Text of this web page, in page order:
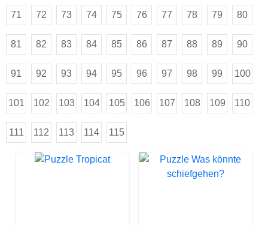
71 72 73 74 75 76 77 78 79 80
81 82 83 84 85 86 87 88 89 90
91 92 93 94 95 96 97 98 99 100
101 102 103 104 105 106 107 108 109 110
111 112 113 114 115